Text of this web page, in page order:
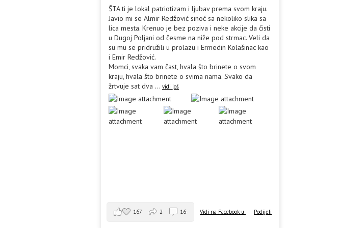
ŠTA ti je lokal patriotizam i ljubav prema svom kraju.
Javio mi se Almir Redžović sinoć sa nekoliko slika sa
lica mesta. Krenuo je bez poziva i neke akcije da čisti
u Dugoj Poljani od česme na niže pod strmac. Veli da
su mu se pridružili u prolazu i Ermedin Kolašinac kao
i Emir Redžović.
Momci, svaka vam čast, hvala što brinete o svom
kraju, hvala što brinete o svima nama. Svako da
žrtvuje sat dva ... vidi još
Vidi na Facebook-u · Podijeli
167 2 16